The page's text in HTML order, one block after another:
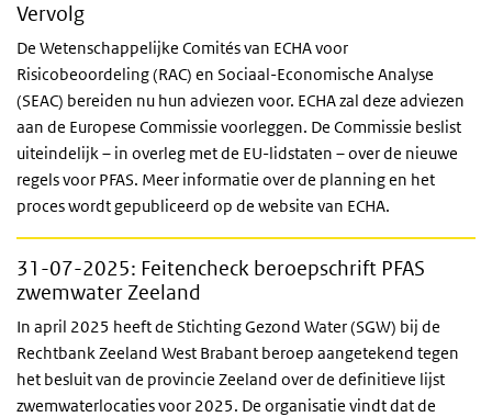
Vervolg
De Wetenschappelijke Comités van ECHA voor
Risicobeoordeling (RAC) en Sociaal-Economische Analyse
(SEAC) bereiden nu hun adviezen voor. ECHA zal deze adviezen
aan de Europese Commissie voorleggen. De Commissie beslist
uiteindelijk – in overleg met de EU-lidstaten – over de nieuwe
regels voor PFAS. Meer informatie over de planning en het
proces wordt gepubliceerd op de website van ECHA.
31-07-2025: Feitencheck beroepschrift PFAS
zwemwater Zeeland
In april 2025 heeft de Stichting Gezond Water (SGW) bij de
Rechtbank Zeeland West Brabant beroep aangetekend tegen
het besluit van de provincie Zeeland over de definitieve lijst
zwemwaterlocaties voor 2025. De organisatie vindt dat de